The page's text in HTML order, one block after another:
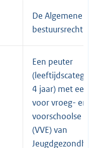
De Algemene
bestuursrecht
Een peuter
4 jaar) met een
voor vroeg- en
voorschoolse
(VVE) van